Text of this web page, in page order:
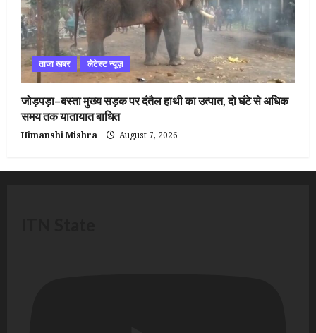
ताजा खबर लेटेस्ट न्यूज़
जोड़पड़ा–बस्ता मुख्य सड़क पर दंतैल हाथी का उत्पात, दो घंटे से अधिक
समय तक यातायात बाधित
Himanshi Mishra August 7, 2026